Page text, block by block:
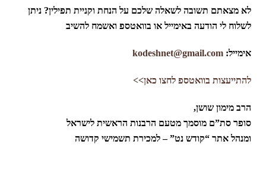
לא מצאתם תשובה לשאלה שלכם על הנחת וקניית תפילין? ניתן
לשלוח לי הודעה באימייל או בוואטספ ואשמח להשיב
אימייל: kodeshnet@gmail.com
להתייעצות בוואטספ לחצו כאן>>
הרב מימון שושן,
סופר סת”ם מוסמך מטעם הרבנות הראשית לישראל
ומנהל אתר “קודש נט” – למכירת תשמישי קדושה